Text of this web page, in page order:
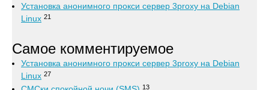
Установка анонимного прокси сервер 3proxy на Debian
Linux 21
Самое комментируемое
Установка анонимного прокси сервер 3proxy на Debian
Linux 27
13